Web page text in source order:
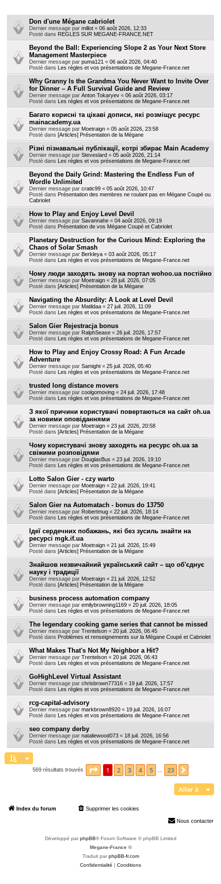
Don d'une Mégane cabriolet
Dernier message par millot « 06 août 2026, 12:33
Posté dans REGLES SUR MEGANE-FRANCE.NET
Beyond the Ball: Experiencing Slope 2 as Your Next Store
Management Masterpiece
Dernier message par puma121 « 06 août 2026, 04:40
Posté dans Les règles et vos présentations de Megane-France.net
Why Granny Is the Grandma You Never Want to Invite Over
for Dinner – A Full Survival Guide and Review
Dernier message par Anton Tokaryev « 06 août 2026, 03:17
Posté dans Les règles et vos présentations de Megane-France.net
Багато корисні та цікаві дописи, які розміщує ресурс
mainacademy.ua
Dernier message par Moetraign « 05 août 2026, 23:58
Posté dans [Articles] Présentation de la Mégane
Різні пізнавальні публікації, котрі збирає Main Academy
Dernier message par Steveslard « 05 août 2026, 21:14
Posté dans Les règles et vos présentations de Megane-France.net
Beyond the Daily Grind: Mastering the Endless Fun of
Wordle Unlimited
Dernier message par cratic99 « 05 août 2026, 10:47
Posté dans Présentation des membres ne roulant pas en Mégane Coupé ou
Cabriolet
How to Play and Enjoy Level Devil
Dernier message par Savannahe « 04 août 2026, 09:19
Posté dans Présentation de vos Mégane Coupé et Cabriolet
Planetary Destruction for the Curious Mind: Exploring the
Chaos of Solar Smash
Dernier message par Berkleya « 03 août 2026, 05:17
Posté dans Les règles et vos présentations de Megane-France.net
Чому люди заходять знову на портал wohoo.ua постійно
Dernier message par Moetraign « 28 juil. 2026, 07:05
Posté dans [Articles] Présentation de la Mégane
Navigating the Absurdity: A Look at Level Devil
Dernier message par Matildaa « 27 juil. 2026, 11:09
Posté dans Les règles et vos présentations de Megane-France.net
Salon Gier Rejestracja bonus
Dernier message par RalphSease « 26 juil. 2026, 17:57
Posté dans Les règles et vos présentations de Megane-France.net
How to Play and Enjoy Crossy Road: A Fun Arcade
Adventure
Dernier message par Samight « 25 juil. 2026, 05:40
Posté dans Les règles et vos présentations de Megane-France.net
trusted long distance movers
Dernier message par coolgomoving « 24 juil. 2026, 17:48
Posté dans Les règles et vos présentations de Megane-France.net
З якої причини користувачі повертаються на сайт oh.ua
за новими оповіданнями
Dernier message par Moetraign « 23 juil. 2026, 20:58
Posté dans [Articles] Présentation de la Mégane
Чому користувачі знову заходять на ресурс oh.ua за
свіжими розповідями
Dernier message par DouglasBus « 23 juil. 2026, 19:10
Posté dans Les règles et vos présentations de Megane-France.net
Lotto Salon Gier - czy warto
Dernier message par Moetraign « 22 juil. 2026, 19:41
Posté dans [Articles] Présentation de la Mégane
Salon Gier na Automatach - bonus do 13750
Dernier message par Robertmug « 22 juil. 2026, 18:14
Posté dans Les règles et vos présentations de Megane-France.net
Ідеї сердечних побажань, які без зусиль знайти на
ресурсі mgk.if.ua
Dernier message par Moetraign « 21 juil. 2026, 15:49
Posté dans [Articles] Présentation de la Mégane
Знайшов незвичайний український сайт – що об'єднує
науку і традиції
Dernier message par Moetraign « 21 juil. 2026, 12:52
Posté dans [Articles] Présentation de la Mégane
business process automation company
Dernier message par emilybrowning1169 « 20 juil. 2026, 18:05
Posté dans Les règles et vos présentations de Megane-France.net
The legendary cooking game series that cannot be missed
Dernier message par Trentelson « 20 juil. 2026, 06:45
Posté dans Problèmes et renseignements sur la Mégane Coupé et Cabriolet
What Makes That's Not My Neighbor a Hit?
Dernier message par Trentelson « 20 juil. 2026, 06:43
Posté dans Les règles et vos présentations de Megane-France.net
GoHighLevel Virtual Assistant
Dernier message par chrisbrown77316 « 19 juil. 2026, 17:57
Posté dans Les règles et vos présentations de Megane-France.net
rcg-capital-advisory
Dernier message par markbrown8920 « 19 juil. 2026, 16:07
Posté dans Les règles et vos présentations de Megane-France.net
seo company derby
Dernier message par nataliewood073 « 18 juil. 2026, 16:56
Posté dans Les règles et vos présentations de Megane-France.net
569 résultats trouvés Page 1sur23
1 2 3 4 5 23
Aller à
Index du forum Supprimer les cookies
Nous contacter
Développé parphpBB® Forum Software © phpBB Limited
Megane-France ©
Traduit parphpBB-fr.com
Confidentialité | Conditions